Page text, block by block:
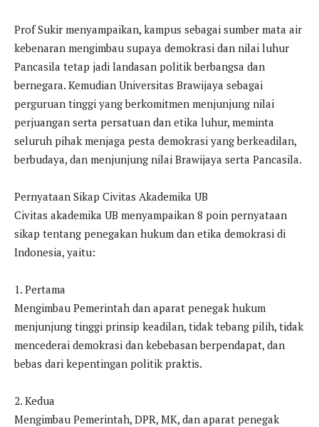
Prof Sukir menyampaikan, kampus sebagai sumber mata air
kebenaran mengimbau supaya demokrasi dan nilai luhur
Pancasila tetap jadi landasan politik berbangsa dan
bernegara. Kemudian Universitas Brawijaya sebagai
perguruan tinggi yang berkomitmen menjunjung nilai
perjuangan serta persatuan dan etika luhur, meminta
seluruh pihak menjaga pesta demokrasi yang berkeadilan,
berbudaya, dan menjunjung nilai Brawijaya serta Pancasila.
Pernyataan Sikap Civitas Akademika UB
Civitas akademika UB menyampaikan 8 poin pernyataan
sikap tentang penegakan hukum dan etika demokrasi di
Indonesia, yaitu:
1. Pertama
Mengimbau Pemerintah dan aparat penegak hukum
menjunjung tinggi prinsip keadilan, tidak tebang pilih, tidak
mencederai demokrasi dan kebebasan berpendapat, dan
bebas dari kepentingan politik praktis.
2. Kedua
Mengimbau Pemerintah, DPR, MK, dan aparat penegak